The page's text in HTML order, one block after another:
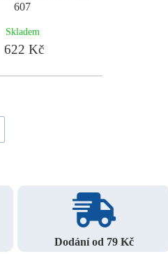
607
Skladem
622 Kč
Dodání od 79 Kč